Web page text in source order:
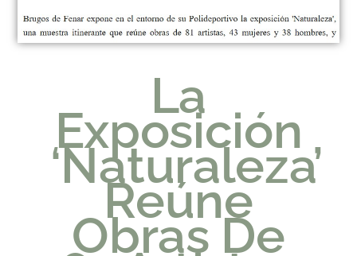
La
Exposición
‘Naturaleza’
Reúne
Obras De